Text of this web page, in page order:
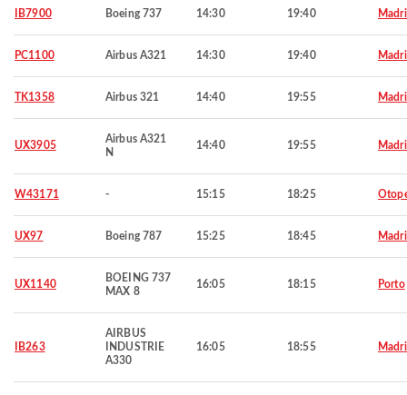
IB7900 Boeing 737 14:30 19:40
PC1100 Airbus A321 14:30 19:40
TK1358 Airbus 321 14:40 19:55
UX3905
Airbus A321
N
14:40 19:55
W43171 - 15:15 18:25
UX97 Boeing 787 15:25 18:45
UX1140
BOEING 737
MAX 8
16:05 18:15 Porto
IB263
AIRBUS
INDUSTRIE
A330
16:05 18:55